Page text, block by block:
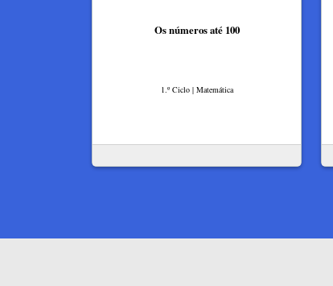
Os números até 100
1.º Ciclo | Matemática